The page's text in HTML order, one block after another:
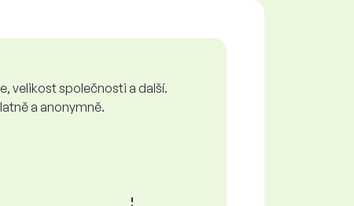
velikost společnosti a další.
a anonymně.